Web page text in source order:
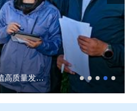
达娃次仁开展“七一”走访慰问向全市广大共产党员和党务工作者致以节日问候达娃次仁在城关区调研基层治理和城市工作时强调深入学习贯彻习近平总书记关于基层治理、城市工作的重要论述 绵绵用力久久为功 不断提升基层治理和城市工作质效
达娃次仁实地督导拉鲁湿地生态环境保护工作时强调不断厚植高质量发展生态底色 努力在着力创建国家生态文明高地上当好排头兵
达娃次仁开展“七一”走访慰问向全市广大共产党员和党务工作者致以节日问候